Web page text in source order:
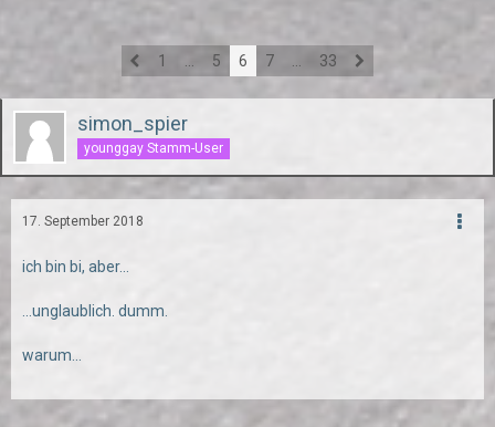
1 5 6 7 33
simon_spier
younggay Stamm-User
17. September 2018
ich bin bi, aber...
...unglaublich. dumm.
warum...